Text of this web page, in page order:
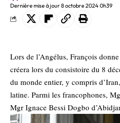
Dernière mise à jour 8 octobre 2024 0h39
Lors de l’Angélus, François
créera lors du consistoire du 8
du monde entier, y compris
latine. Parmi les francophones,
Mgr Ignace Bessi Dogbo